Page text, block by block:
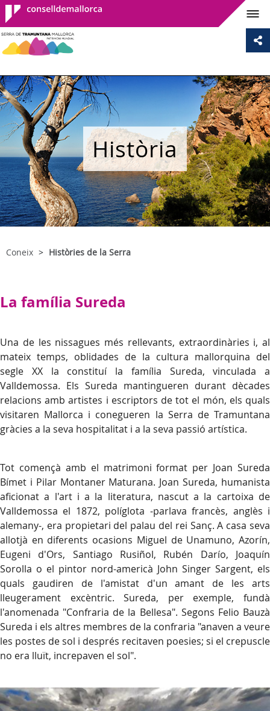
Consell de
Mallorca
Història
Coneix Històries de la Serra
La família Sureda
Una de les nissagues més rellevants, extraordinàries i, al
mateix temps, oblidades de la cultura mallorquina del
segle XX la constituí la família Sureda, vinculada a
Valldemossa. Els Sureda mantingueren durant dècades
relacions amb artistes i escriptors de tot el món, els quals
visitaren Mallorca i conegueren la Serra de Tramuntana
gràcies a la seva hospitalitat i a la seva passió artística.
Tot començà amb el matrimoni format per Joan Sureda
Bímet i Pilar Montaner Maturana. Joan Sureda, humanista
aficionat a l'art i a la literatura, nascut a la cartoixa de
Valldemossa el 1872, políglota -parlava francès, anglès i
alemany-, era propietari del palau del rei Sanç. A casa seva
allotjà en diferents ocasions Miguel de Unamuno, Azorín,
Eugeni d'Ors, Santiago Rusiñol, Rubén Darío, Joaquín
Sorolla o el pintor nord-americà John Singer Sargent, els
quals gaudiren de l'amistat d'un amant de les arts
lleugerament excèntric. Sureda, per exemple, fundà
l'anomenada "Confraria de la Bellesa". Segons Felio Bauzà
Sureda i els altres membres de la confraria "anaven a veure
les postes de sol i després recitaven poesies; si el crepuscle
no era lluït, increpaven el sol".